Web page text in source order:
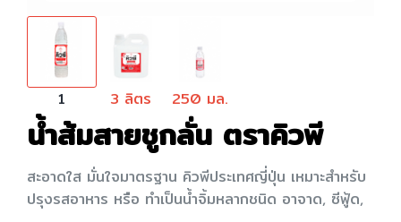
1 3 ลิตร 250 มล.
น้ำส้มสายชูกลั่น ตราคิวพี
สะอาดใส มั่นใจมาตรฐาน คิวพีประเทศญี่ปุ่น เหมาะสำหรับ
ปรุงรสอาหาร หรือ ทำเป็นน้ำจิ้มหลากชนิด อาจาด, ซีฟู้ด,